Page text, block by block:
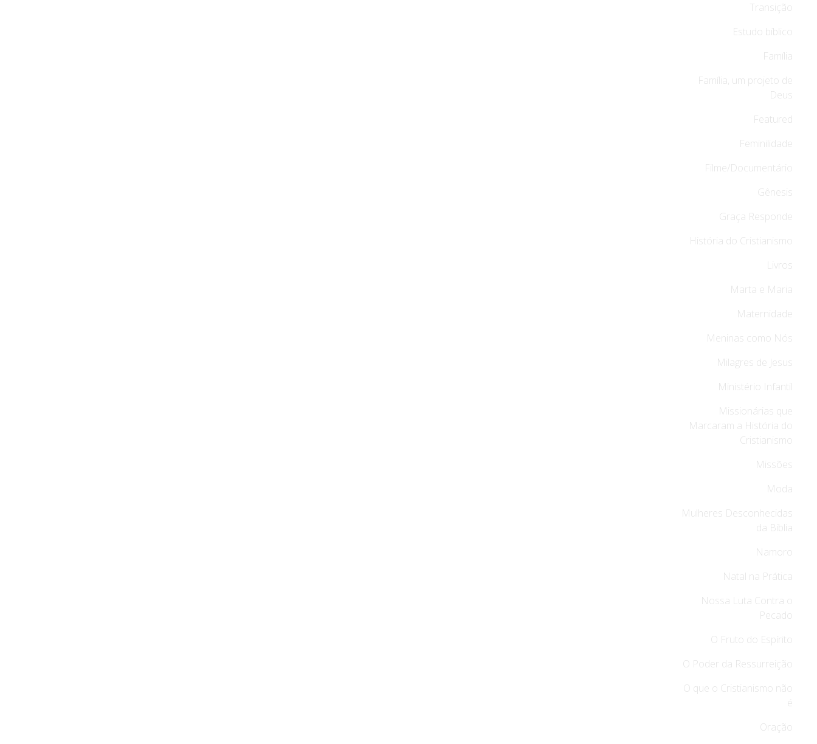
Transição
Estudo bíblico
Família
Família, um projeto de
Deus
Featured
Feminilidade
Filme/Documentário
Gênesis
Graça Responde
História do Cristianismo
Livros
Marta e Maria
Maternidade
Meninas como Nós
Milagres de Jesus
Ministério Infantil
Missionárias que
Marcaram a História do
Cristianismo
Missões
Moda
Mulheres Desconhecidas
da Bíblia
Namoro
Natal na Prática
Nossa Luta Contra o
Pecado
O Fruto do Espírito
O Poder da Ressurreição
O que o Cristianismo não
é
Oração